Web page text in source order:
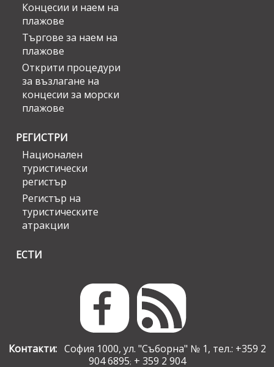
Концесии и наем на
плажове
Търгове за наем на
плажове
Открити процедури
за възлагане на
концесии за морски
плажове
РЕГИСТРИ
Национален
туристически
регистър
Регистър на
туристическите
атракции
ЕСТИ
Контакти:София 1000, ул. "Съборна" № 1, тел.: +359 2
904 6895; + 359 2 904